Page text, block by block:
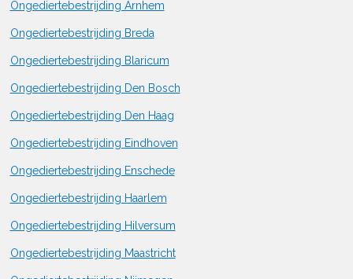
Ongediertebestrijding Arnhem
Ongediertebestrijding Breda
Ongediertebestrijding Blaricum
Ongediertebestrijding Den Bosch
Ongediertebestrijding Den Haag
Ongediertebestrijding Eindhoven
Ongediertebestrijding Enschede
Ongediertebestrijding Haarlem
Ongediertebestrijding Hilversum
Ongediertebestrijding Maastricht